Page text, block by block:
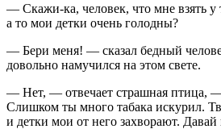
— Скажи-ка, человек, что мне взять
а то мои детки очень голодны?
— Бери меня! — сказал бедный
довольно намучился на этом свете.
— Нет, — отвечает страшная птица,
Слишком ты много табака искурил.
и детки мои от него захворают.